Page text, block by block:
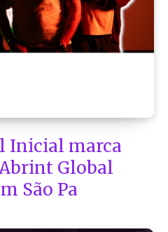
Inicial marca
Global
São Pa